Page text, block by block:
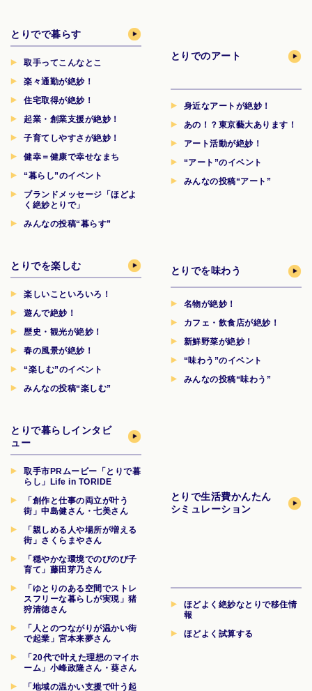
とりでで暮らす
取手ってこんなとこ
楽々通勤が絶妙！
住宅取得が絶妙！
起業・創業支援が絶妙！
子育てしやすさが絶妙！
健幸＝健康で幸せなまち
“暮らし”のイベント
ブランドメッセージ「ほどよ
く絶妙とりで」
みんなの投稿“暮らす”
とりでのアート
身近なアートが絶妙！
あの！？東京藝大あります！
アート活動が絶妙！
“アート”のイベント
みんなの投稿“アート”
とりでを楽しむ
楽しいこといろいろ！
遊んで絶妙！
歴史・観光が絶妙！
春の風景が絶妙！
“楽しむ”のイベント
みんなの投稿“楽しむ”
とりでを味わう
名物が絶妙！
カフェ・飲食店が絶妙！
新鮮野菜が絶妙！
“味わう”のイベント
みんなの投稿“味わう”
とりで暮らしインタビ
ュー
取手市PRムービー「とりで暮
らし」Life in TORIDE
「創作と仕事の両立が叶う
街」中島健さん・七美さん
「親しめる人や場所が増える
街」さくらまやさん
「穏やかな環境でのびのび子
育て」藤田芽乃さん
「ゆとりのある空間でストレ
スフリーな暮らしが実現」猪
狩清徳さん
「人とのつながりが温かい街
で起業」宮本来夢さん
「20代で叶えた理想のマイホ
ーム」小峰政隆さん・葵さん
「地域の温かい支援で叶う起
とりで生活費かんたん
シミュレーション
ほどよく絶妙なとりで移住情
報
ほどよく試算する